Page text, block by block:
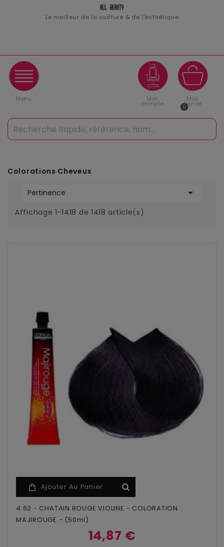
Le meilleur de la coiffure & de l'esthétique
0
Mon
Panier
Menu Mon
compte
Colorations Cheveux
Pertinence 
Affichage 1-1418 de 1418 article(s)
Ajouter Au Panier
4.62 - CHATAIN ROUGE VIOLINE - COLORATION
MAJIROUGE - (50ml)
14,87 €